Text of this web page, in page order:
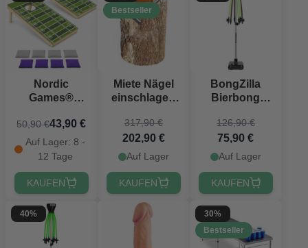
Nordic
Games®
Deluxe 60x30
cm
50,90 €43,90 €
Auf Lager: 8 -
12 Tage
KAUFEN
Bestseller
Miete Nägel
einschlagen
inklusive
großes Paket
317,90 €
202,90 €
Auf Lager
KAUFEN
BongZilla
Bierbong
126,90 €
75,90 €
Auf Lager
KAUFEN
40%
30%
Bestseller